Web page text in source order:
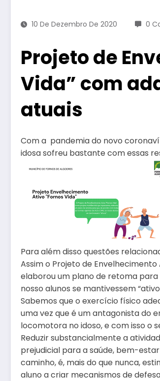
10 De Dezembro De 2020 0
Projeto de
Vida” com
atuais
Com a pandemia do novo
idosa sofreu bastante com essas
Para além disso questões
Assim o Projeto de
elaborou um plano de retoma para
nosso alunos se mantivessem
Sabemos que o exercício físico
uma vez que é um antagonista do
locomotora no idoso, e com isso o
Reduzir substancialmente a
prejudicial para a saúde, bem-
caminho, é, mais do que nunca,
aluno a criar mecanismos de